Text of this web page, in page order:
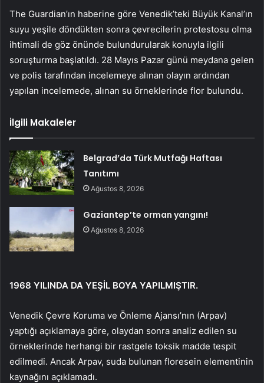
The Guardian’ın haberine göre Venedik’teki Büyük Kanal’ın
suyu yeşile döndükten sonra çevrecilerin protestosu olma
ihtimali de göz önünde bulundurularak konuyla ilgili
soruşturma başlatıldı. 28 Mayıs Pazar günü meydana gelen
ve polis tarafından incelemeye alınan olayın ardından
yapılan incelemede, alınan su örneklerinde flor bulundu.
İlgili Makaleler
Belgrad’da Türk Mutfağı Haftası
Tanıtımı
Ağustos 8, 2026
Gaziantep’te orman yangını!
Ağustos 8, 2026
1968 YILINDA DA YEŞİL BOYA YAPILMIŞTIR.
Venedik Çevre Koruma ve Önleme Ajansı’nın (Arpav)
yaptığı açıklamaya göre, olaydan sonra analiz edilen su
örneklerinde herhangi bir rastgele toksik madde tespit
edilmedi. Ancak Arpav, suda bulunan floresein elementinin
kaynağını açıklamadı.